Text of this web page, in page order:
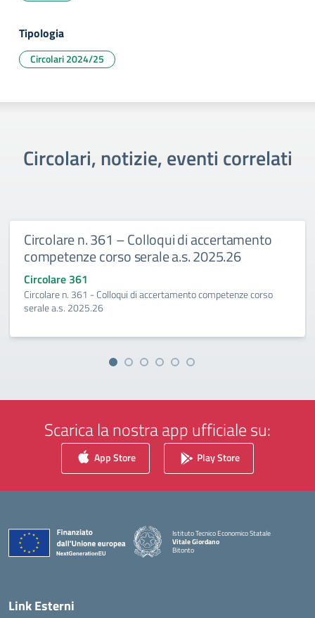
Tipologia
Circolari 2024/25
Circolari, notizie, eventi correlati
Circolare n. 361 – Colloqui di accertamento
competenze corso serale a.s. 2025.26
Circolare 361
Circolare n. 361 - Colloqui di accertamento competenze corso
serale a.s. 2025.26
Scarica la nostra app ufficiale su:
App Store Play Store
Istituto Tecnico Economico Statale
Vitale Giordano
Bitonto
Link Esterni